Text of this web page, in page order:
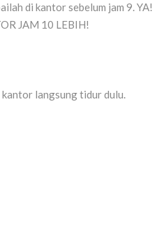
di kantor sebelum jam 9. YA!
JAM 10 LEBIH!
langsung tidur dulu.